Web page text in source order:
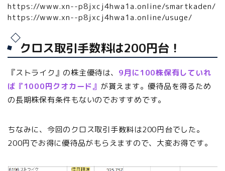
https://www.xn--p8jxcj4hwa1a.online/smartkaden/
https://www.xn--p8jxcj4hwa1a.online/usuge/
クロス取引手数料は200円台！
『ストライク』の株主優待は、 9月に100株保有していれ
ば『1000円クオカード』 が貰えます。優待品を得るため
の長期株保有条件もないのでおすすめです。
ちなみに、今回のクロス取引手数料は200円台でした。
200円でお得に優待品がもらえますので、大変お得です。